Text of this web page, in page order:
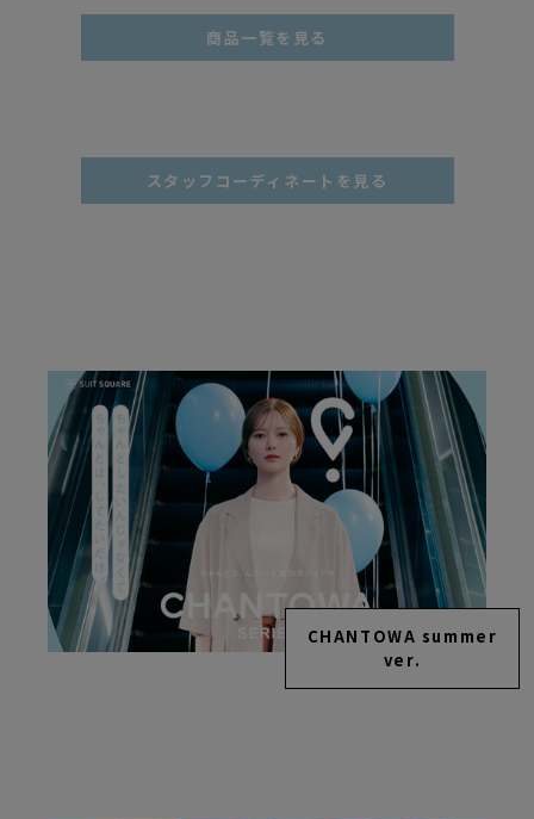
商品一覧を見る
スタッフコーディネートを見る
CHANTOWA summer
ver.